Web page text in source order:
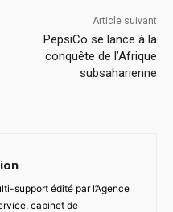
Article suivant
PepsiCo se lance à la
conquête de l’Afrique
subsaharienne
support édité par l’Agence
cabinet de